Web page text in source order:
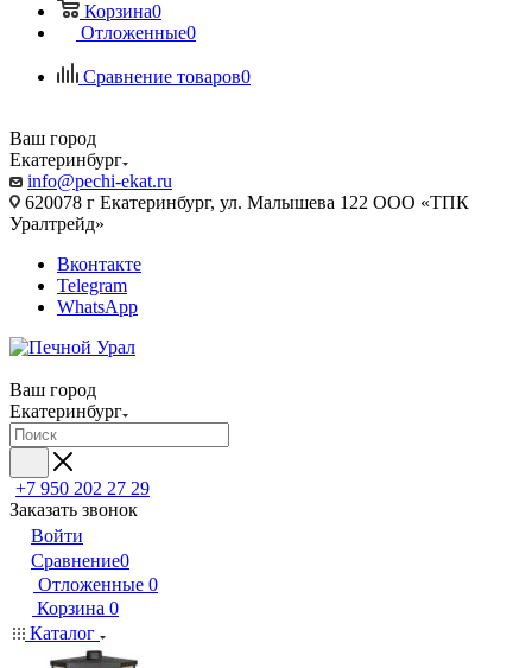
Корзина0
Отложенные0
Сравнение товаров0
Ваш город
Екатеринбург
info@pechi-ekat.ru
620078 г Екатеринбург, ул. Малышева 122 ООО «ТПК
Уралтрейд»
Вконтакте
Telegram
WhatsApp
Ваш город
Екатеринбург
+7 950 202 27 29
Заказать звонок
Войти
Сравнение0
Отложенные 0
Корзина 0
Каталог